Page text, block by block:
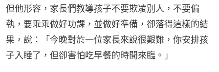
但他形容，家長們教導孩子不要欺凌別人，不要偏
執，要乖乖做好功課，並做好準備，卻落得這樣的結
果，說：「今晚對於一位家長來說很艱難，你安排孩
子入睡了，但卻害怕吃早餐的時間來臨。」